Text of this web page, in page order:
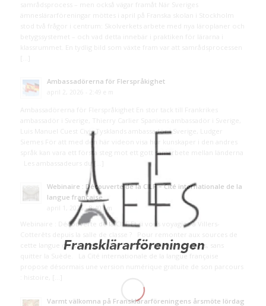
samrådsprocess – men också vägar framåt När Sveriges
ämneslärarföreningar möttes i april på Franska skolan i Stockholm
stod två frågor i centrum: Skolverkets arbete med nya läroplaner och
betygssystemet – och vad detta innebär i praktiken för lärarna i
klassrummet. En tydlig bild som växte fram var att samrådsprocessen
Ambassadörerna för Flerspråkighet
april 2, 2026 - 2:49 e m
Ambassadörerna för Flerspråkighet En stor tack till Frankrikes
ambassadör i Sverige, Thierry Carlier Spaniens ambassadör i Sverige,
Luis Manuel Cuest Civis Tysklands ambassadör i Sverige, Ludger
Siemes För att med den här videon visa hur kunskaper i den andres
språk kan vara ett första steg mot ett gott samarbete mellan länderna
Les ambassadeurs du […]
Webinaire : Découverte de la CILF – Cité internationale de la
langue française
april 1, 2026 - 8:40 f m
Webinaire : Découverte de la CILF Et si vous voyagiez à Villers-
Cotterêts depuis la salle de classe ? Pour remonter aux sources de
cette langue qui voyage si bien, direction Villers-Cotterêts, sans
quitter la Suède. La Cité internationale de la langue française
propose désormais une version numérique gratuite de son parcours
: histoire, […]
Varmt välkomna på Fransklärarföreningens årsmöte lördag